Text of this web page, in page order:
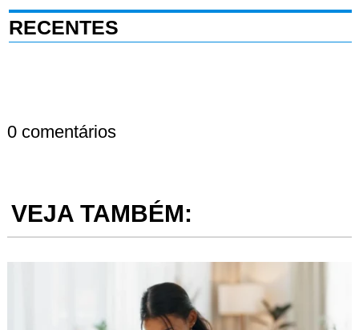
RECENTES
0 comentários
VEJA TAMBÉM: